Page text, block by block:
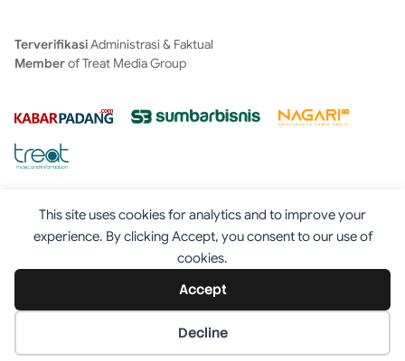
This site uses cookies for analytics and to improve your
experience. By clicking Accept, you consent to our use of
cookies.
Accept
Decline
TerverifikasiAdministrasi & Faktual
Memberof Treat Media Group
Tentang Redaksi Kontak Disclaimer
Iklan